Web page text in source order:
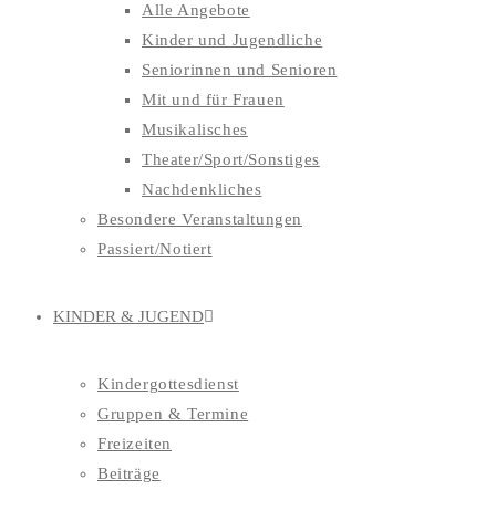
Alle Angebote
Kinder und Jugendliche
Seniorinnen und Senioren
Mit und für Frauen
Musikalisches
Theater/Sport/Sonstiges
Nachdenkliches
Besondere Veranstaltungen
Passiert/Notiert
KINDER & JUGEND
Kindergottesdienst
Gruppen & Termine
Freizeiten
Beiträge